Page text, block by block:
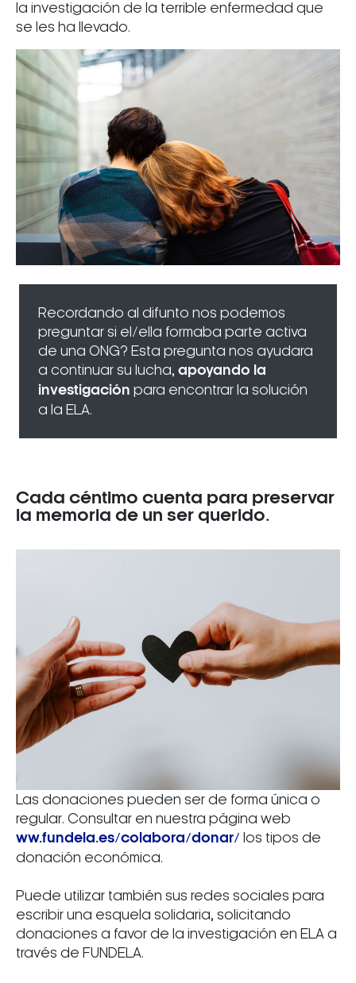
la investigación de la terrible enfermedad que
se les ha llevado.
Recordando al difunto nos podemos
preguntar si el/ella formaba parte activa
de una ONG? Esta pregunta nos ayudara
a continuar su lucha, apoyando la
investigación para encontrar la solución
a la ELA.
Cada céntimo cuenta para preservar
la memoria de un ser querido.
Las donaciones pueden ser de forma única o
regular. Consultar en nuestra página web
ww.fundela.es/colabora/donar/ los tipos de
donación económica.
Puede utilizar también sus redes sociales para
escribir una esquela solidaria, solicitando
donaciones a favor de la investigación en ELA a
través de FUNDELA.